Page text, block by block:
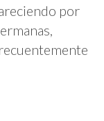
por